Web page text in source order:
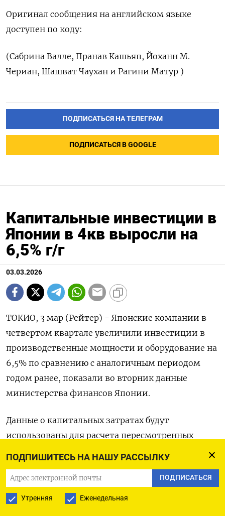
ПОДПИШИТЕСЬ НА НАШУ РАССЫЛКУ
ПОДПИСАТЬСЯ
Утренняя Еженедельная
Оригинал сообщения на ​английском ⁠языке
доступен по коду:
(Сабрина ‌Валле, Пранав Кашьяп, ‌Йоханн М.
Чериан, ​Шашват Чаухан ‌и Рагини Матур )
ПОДПИСАТЬСЯ НА ТЕЛЕГРАМ
ПОДПИСАТЬСЯ В GOOGLE
Капитальные инвестиции в
Японии в 4кв выросли на
6,5% г/г
03.03.2026
ТОКИО, 3 мар (Рейтер) - Японские компании в
четвертом квартале ‌увеличили инвестиции в
производственные мощности ​и оборудование ​на
6,5% ​по сравнению ⁠с ‌аналогичным периодом
‌годом ранее, показали во вторник ​данные
министерства ‌финансов Японии.
Данные ​о капитальных затратах ‌будут
использованы для расчета пересмотренных
опубликованы 10 марта. ​Согласно вышедшей в
феврале предварительной оценке, в четвертом
квартале экономика Японии выросла ​на 0,2% ⁠в